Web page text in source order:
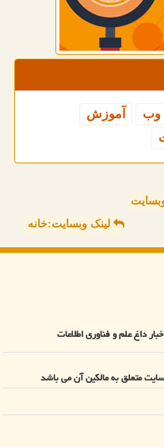
وب
آموزش
وبسایت
لینک وبسایت:خانه
داغ علم و فناوری اطلاعات